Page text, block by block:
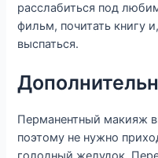
расслабиться под
фильм, почитать книгу
выспаться.
Перманентный макияж
поэтому не нужно